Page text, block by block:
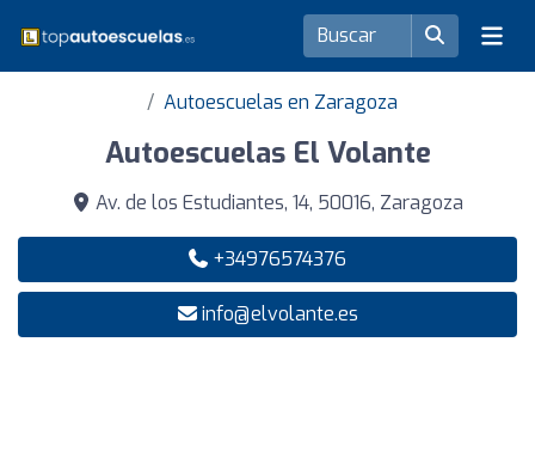
Autoescuelas en Zaragoza
Autoescuelas El Volante
Av. de los Estudiantes, 14, 50016, Zaragoza
+34976574376
info@elvolante.es